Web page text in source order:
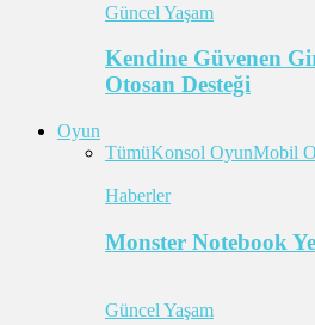
Güncel Yaşam
Kendine Güvenen
Otosan Desteği
Oyun
TümüKonsol OyunMobil
Haberler
Monster Notebook
Güncel Yaşam